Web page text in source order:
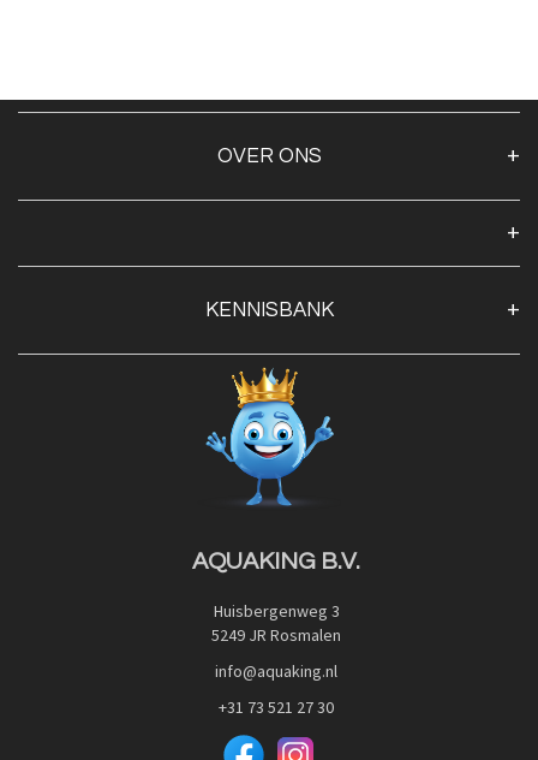
OVER ONS
Openingstijden
Contact
Privacy Policy
Veilig betalen met:
KENNISBANK
Blog
Advies
Red Label Filter Series
Nishikigoi-Ô
JPD Japan Pet Design
AQUAKING B.V.
Huisbergenweg 3
5249 JR Rosmalen
info@aquaking.nl
+31 73 521 27 30